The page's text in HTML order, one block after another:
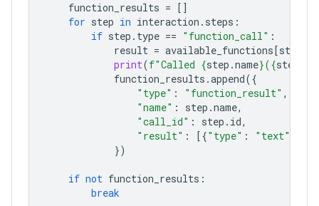
function_results = []
for step in interaction . steps :
if step . type == "function_call" :
result = available_functions[step
print(f"Called {step .name}({step
function_results .append({
"type" : "function_result" ,
"name" : step .name,
"call_id" : step . id,
"result" : [{"type" : "text"
})
if not function_results :
break